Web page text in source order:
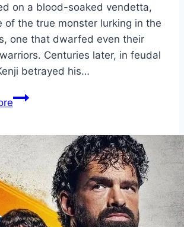
on a blood-soaked vendetta,
of the true monster lurking in the
one that dwarfed even their
Centuries later, in feudal
betrayed his…
Predator:
Killers Movie
Mp4moviez
Marathi
Filmyzilla